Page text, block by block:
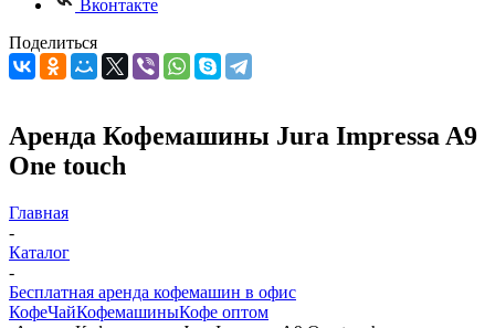
Вконтакте
Поделиться
Аренда Кофемашины Jura Impressa A9
One touch
Главная
-
Каталог
-
Бесплатная аренда кофемашин в офис
КофеЧайКофемашиныКофе оптом